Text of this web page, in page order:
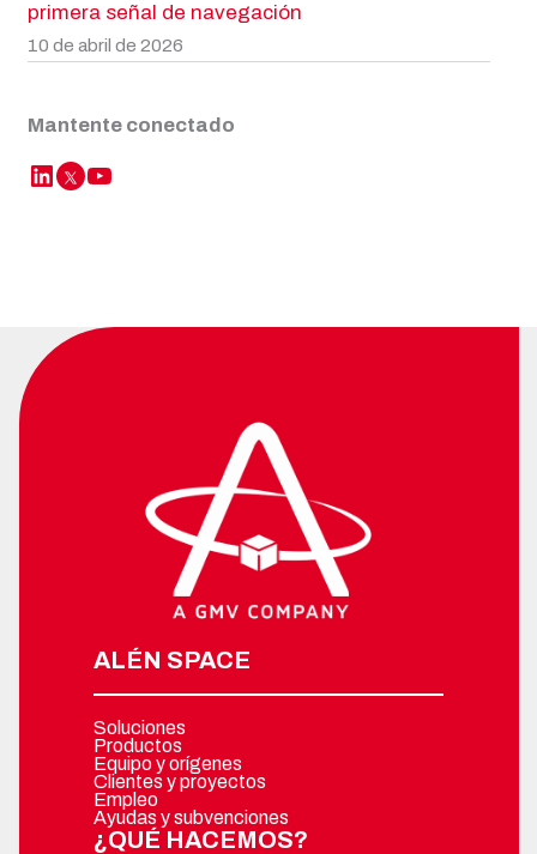
primera señal de navegación
10 de abril de 2026
Mantente conectado
LinkedIn Twitter YouTube
ALÉN SPACE
Soluciones
Productos
Equipo y orígenes
Clientes y proyectos
Empleo
Ayudas y subvenciones
¿QUÉ HACEMOS?